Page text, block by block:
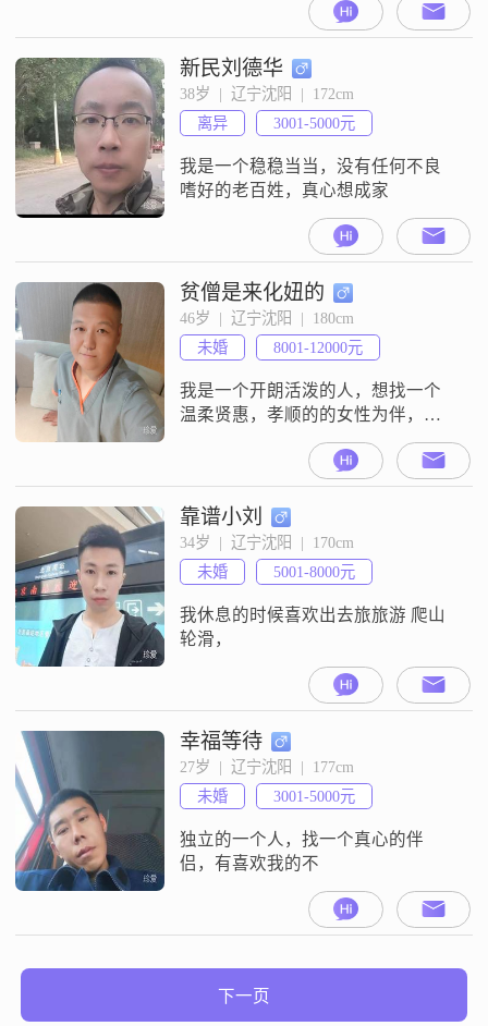
新民刘德华
38岁  |  辽宁沈阳  |  172cm
离异
3001-5000元
我是一个稳稳当当，没有任何不良
嗜好的老百姓，真心想成家
贫僧是来化妞的
46岁  |  辽宁沈阳  |  180cm
未婚
8001-12000元
我是一个开朗活泼的人，想找一个
温柔贤惠，孝顺的的女性为伴，我
在假期的时候爱做各种美食，娶到
心仪的她，我会宠你，不离不弃，
我对感情很专一，开始就是一辈子
##3002##我是爱家顾家的男人，我
的老家是黑龙江省哈尔滨市依兰县
人，东北的爷们儿，听媳妇话，不
顶嘴，疼爱媳妇##3002##只要有眼
缘，聊得来，我就认定你了，择偶
标准
靠谱小刘
34岁  |  辽宁沈阳  |  170cm
未婚
5001-8000元
我休息的时候喜欢出去旅旅游 爬山
轮滑，
幸福等待
27岁  |  辽宁沈阳  |  177cm
未婚
3001-5000元
独立的一个人，找一个真心的伴
侣，有喜欢我的不
下一页